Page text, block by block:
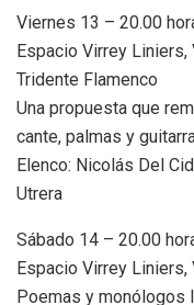
Viernes 13 – 20.00
Espacio Virrey
Tridente Flamenco
Una propuesta que
cante, palmas y
Elenco: Nicolás Del
Utrera
Sábado 14 – 20.00
Espacio Virrey
Poemas y monólogos